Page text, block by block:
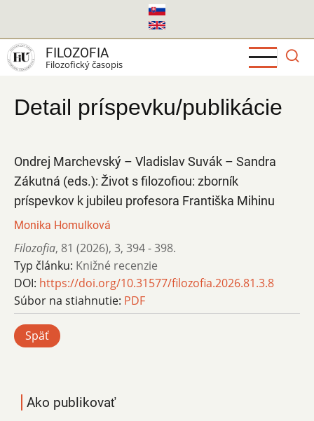
hlavný
obsah
FILOZOFIA
Filozofický časopis
Detail príspevku/publikácie
Ondrej Marchevský – Vladislav Suvák – Sandra
Zákutná (eds.): Život s filozofiou: zborník
príspevkov k jubileu profesora Františka Mihinu
Monika Homulková
Filozofia, 81 (2026), 3, 394 - 398.
Typ článku: Knižné recenzie
DOI: https://doi.org/10.31577/filozofia.2026.81.3.8
Súbor na stiahnutie: PDF
Späť
Ako publikovať